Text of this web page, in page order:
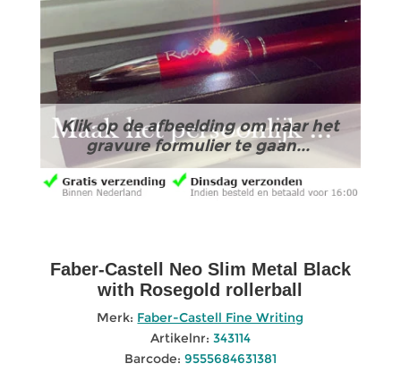
Klik op de afbeelding om naar het
gravure formulier te gaan...
Faber-Castell Neo Slim Metal Black
with Rosegold rollerball
Merk: Faber-Castell Fine Writing
Artikelnr: 343114
Barcode: 9555684631381